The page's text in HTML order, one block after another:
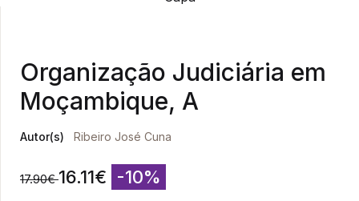
Organização Judiciária em
Moçambique, A
Autor(s) Ribeiro José Cuna
17.90€ 16.11€ -10%